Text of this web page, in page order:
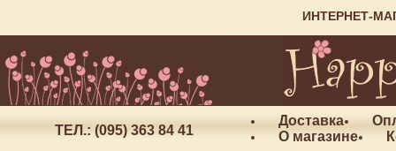
ИНТЕРНЕТ-
ТЕЛ.: (095) 363 84 41
Доставка
О магазине